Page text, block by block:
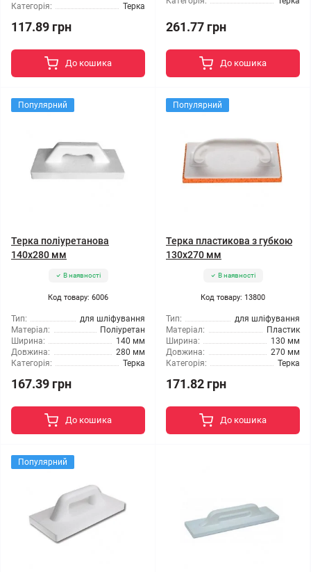
Категорія:
Терка
117.89 грн
До кошика
261.77 грн
До кошика
Популярний
Терка поліуретанова
140x280 мм
В наявності
Код товару: 6006
Тип:
для шліфування
Матеріал:
Поліуретан
Ширина:
140 мм
Довжина:
280 мм
Категорія:
Терка
167.39 грн
До кошика
Популярний
Терка пластикова з губкою
130x270 мм
В наявності
Код товару: 13800
Тип:
для шліфування
Матеріал:
Пластик
Ширина:
130 мм
Довжина:
270 мм
Категорія:
Терка
171.82 грн
До кошика
Популярний